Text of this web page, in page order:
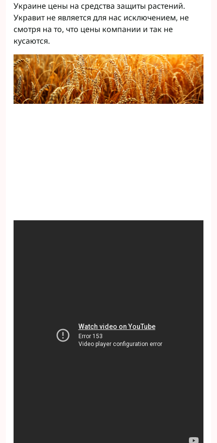
Украине цены на средства защиты растений.
Укравит не является для нас исключением, не
смотря на то, что цены компании и так не
кусаются.